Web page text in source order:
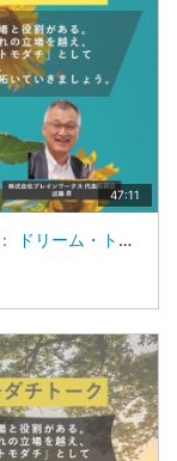
47:11
名誉教授と経営者のトモダチトークゲスト： ドリーム・トラスト株式会社 代表取締役 岩渕 清市 氏